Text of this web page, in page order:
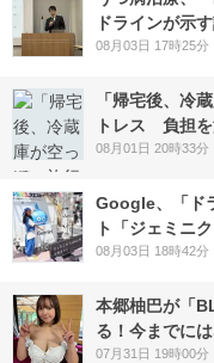
ドラインが示
08月03日 17時25分
「帰宅後、冷
トレス 負担
08月01日 20時33分
Google、「ド
ト「ジェミニ
08月03日 18時42分
本郷柚巴が「
る！今までに
07月31日 19時00分